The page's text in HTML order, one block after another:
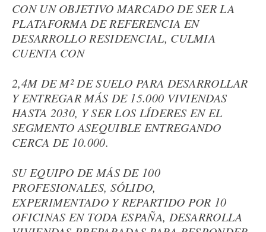
CON UN OBJETIVO MARCADO DE SER LA
PLATAFORMA DE REFERENCIA EN
DESARROLLO RESIDENCIAL, CULMIA
CUENTA CON
2,4M DE M² DE SUELO PARA DESARROLLAR
Y ENTREGAR MÁS DE 15.000 VIVIENDAS
HASTA 2030, Y SER LOS LÍDERES EN EL
SEGMENTO ASEQUIBLE ENTREGANDO
CERCA DE 10.000.
SU EQUIPO DE MÁS DE 100
PROFESIONALES, SÓLIDO,
EXPERIMENTADO Y REPARTIDO POR 10
OFICINAS EN TODA ESPAÑA, DESARROLLA